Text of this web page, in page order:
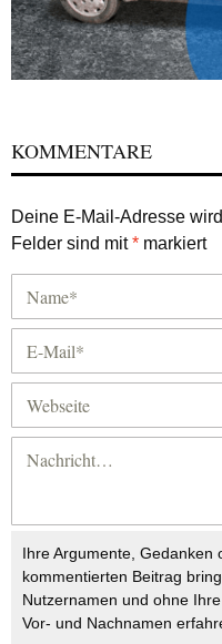
KOMMENTARE
Deine E-Mail-Adresse
Felder sind mit* markiert
Ihre Argumente, Gedanken
kommentierten Beitrag
Nutzernamen und ohne
Vor- und Nachnamen